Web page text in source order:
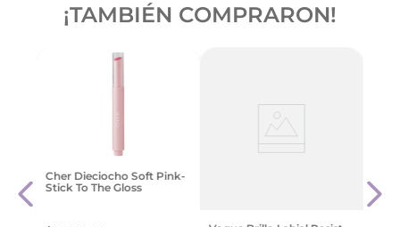
¡TAMBIÉN COMPRARON!
Cher Dieciocho Soft Pink-
Stick To The Gloss